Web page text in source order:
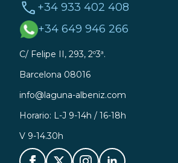
+34 933 402 408
+34 649 946 266
C/ Felipe II, 293, 2º3ª.
Barcelona 08016
info@laguna-albeniz.com
Horario: L-J 9-14h / 16-18h
V 9-14.30h